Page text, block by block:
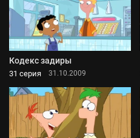
Кодекс задиры
31 серия 31.10.2009